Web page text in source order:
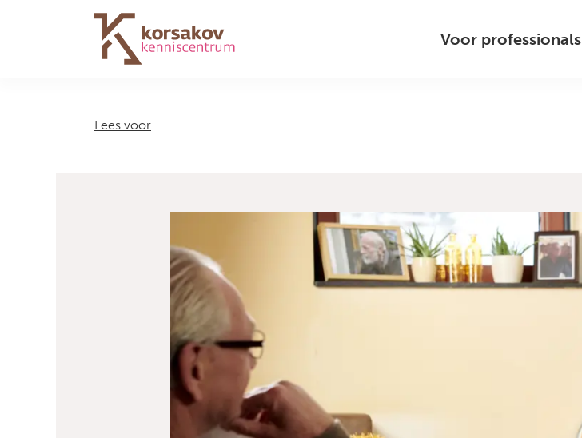
Navigation Voor professionals
Lees voor